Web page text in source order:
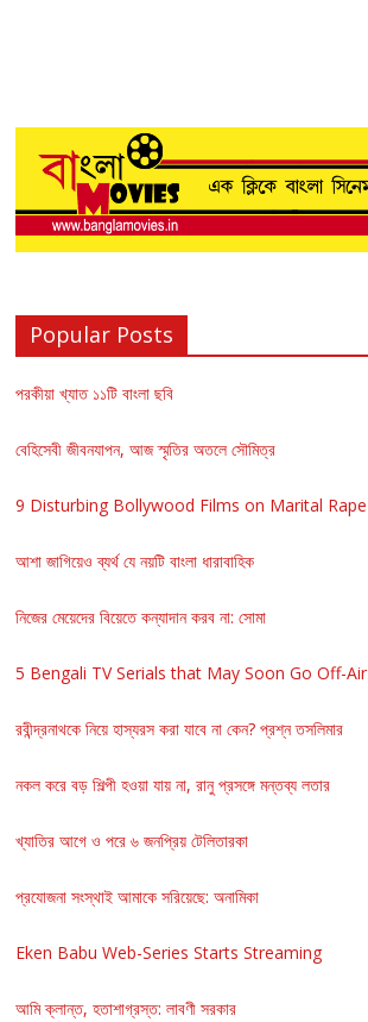
Popular Posts
পরকীয়া খ্যাত ১১টি বাংলা ছবি
বেহিসেবী জীবনযাপন, আজ স্মৃতির অতলে সৌমিত্র
9 Disturbing Bollywood Films on Marital Rape
আশা জাগিয়েও ব্যর্থ যে নয়টি বাংলা ধারাবাহিক
নিজের মেয়েদের বিয়েতে কন্যাদান করব না: সোমা
5 Bengali TV Serials that May Soon Go Off-Air
রবীন্দ্রনাথকে নিয়ে হাস্যরস করা যাবে না কেন? প্রশ্ন তসলিমার
নকল করে বড় শিল্পী হওয়া যায় না, রানু প্রসঙ্গে মন্তব্য লতার
খ্যাতির আগে ও পরে ৬ জনপ্রিয় টেলিতারকা
প্রযোজনা সংস্থাই আমাকে সরিয়েছে: অনামিকা
Eken Babu Web-Series Starts Streaming
আমি ক্লান্ত, হতাশাগ্রস্ত: লাবণী সরকার